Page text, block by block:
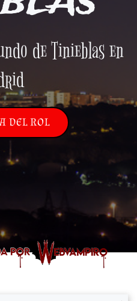
de Tinieblas en
DEL ROL